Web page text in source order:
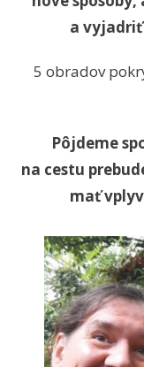
a
5 obradov
Pôjdeme
na cestu
mať